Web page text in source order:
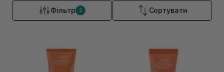
Фільтр 2 Сортувати